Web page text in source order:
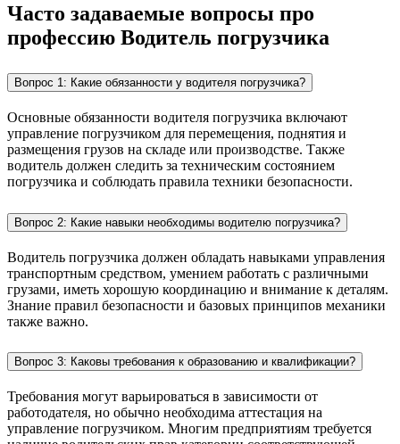
Часто задаваемые вопросы про
профессию Водитель погрузчика
Вопрос 1: Какие обязанности у водителя погрузчика?
Основные обязанности водителя погрузчика включают
управление погрузчиком для перемещения, поднятия и
размещения грузов на складе или производстве. Также
водитель должен следить за техническим состоянием
погрузчика и соблюдать правила техники безопасности.
Вопрос 2: Какие навыки необходимы водителю погрузчика?
Водитель погрузчика должен обладать навыками управления
транспортным средством, умением работать с различными
грузами, иметь хорошую координацию и внимание к деталям.
Знание правил безопасности и базовых принципов механики
также важно.
Вопрос 3: Каковы требования к образованию и квалификации?
Требования могут варьироваться в зависимости от
работодателя, но обычно необходима аттестация на
управление погрузчиком. Многим предприятиям требуется